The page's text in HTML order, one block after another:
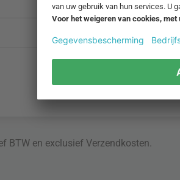
BTW en exclusiefVerzendkosten.